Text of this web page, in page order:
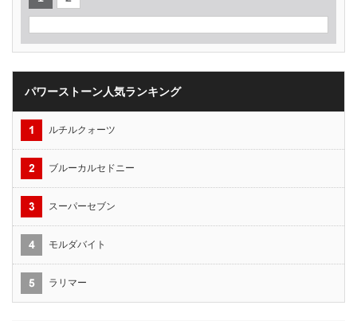
パワーストーン人気ランキング
ルチルクォーツ
ブルーカルセドニー
スーパーセブン
モルダバイト
ラリマー